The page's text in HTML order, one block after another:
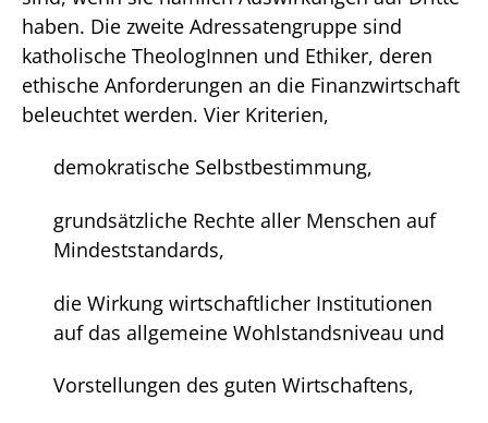
haben. Die zweite Adressatengruppe sind
katholische TheologInnen und Ethiker, deren
ethische Anforderungen an die Finanzwirtschaft
beleuchtet werden. Vier Kriterien,
demokratische Selbstbestimmung,
grundsätzliche Rechte aller Menschen auf
Mindeststandards,
die Wirkung wirtschaftlicher Institutionen
auf das allgemeine Wohlstandsniveau und
Vorstellungen des guten Wirtschaftens,